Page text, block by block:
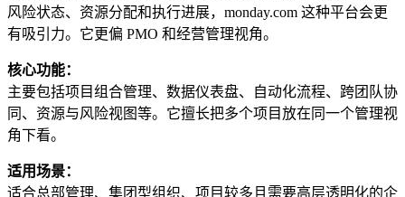
风险状态、资源分配和执行进展，monday.com 这种平台会更
有吸引力。它更偏 PMO 和经营管理视角。
核心功能：
主要包括项目组合管理、数据仪表盘、自动化流程、跨团队协
同、资源与风险视图等。它擅长把多个项目放在同一个管理视
角下看。
适用场景：
适合总部管理、集团型组织、项目较多且需要高层透明化的企